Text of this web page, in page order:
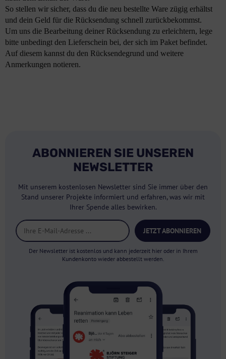
So stellen wir sicher, dass du die neu bestellte Ware zügig erhältst
und dein Geld für die Rücksendung schnell zurückbekommst.
Um uns die Bearbeitung deiner Rücksendung zu erleichtern, lege
bitte unbedingt den Lieferschein bei, der sich im Paket befindet.
Auf diesem kannst du den Rücksendegrund und weitere
Anmerkungen notieren.
ABONNIEREN SIE UNSEREN
NEWSLETTER
Mit unserem kostenlosen Newsletter sind Sie immer über den
Stand unserer Projekte informiert und erfahren, was wir mit
Ihrer Spende alles bewirken.
JETZT ABONNIEREN
Der Newsletter ist kostenlos und kann jederzeit hier oder in Ihrem
Kundenkonto wieder abbestellt werden.